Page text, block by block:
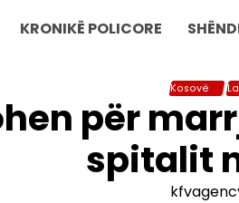
KRONIKË POLICORE
Kosovë
për
spitalit